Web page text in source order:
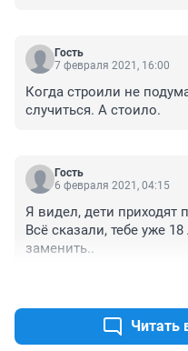
Гость
7 февраля 2021, 16:00
Когда строили не
случиться. А стоило.
Гость
6 февраля 2021, 04:15
Я видел, дети приходят
Всё сказали, тебе уже
заменить..
Читать